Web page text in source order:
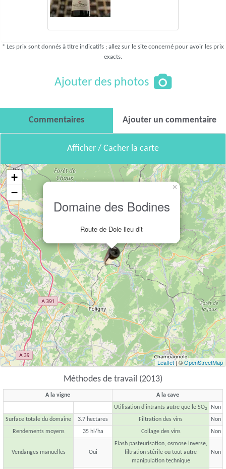
* Les prix sont donnés à titre indicatifs ; allez sur le site concerné pour avoir les prix
exacts.
Ajouter des photos
Commentaires Ajouter un commentaire
Afficher / Cacher la carte
Domaine des Bodines
Route de Dole lieu dit
×
+
−
Leaflet| ©OpenStreetMap
Méthodes de travail (2013)
A la vigne
A la cave
Utilisation d'intrants autre que le SO2
Non
Surface totale du domaine
3.7 hectares Filtration des vins
Non
Rendements moyens
35 hl/ha Collage des vins Non
Vendanges manuelles Oui
Flash pasteurisation, osmose inverse,
filtration stérile ou tout autre
manipulation technique
Non